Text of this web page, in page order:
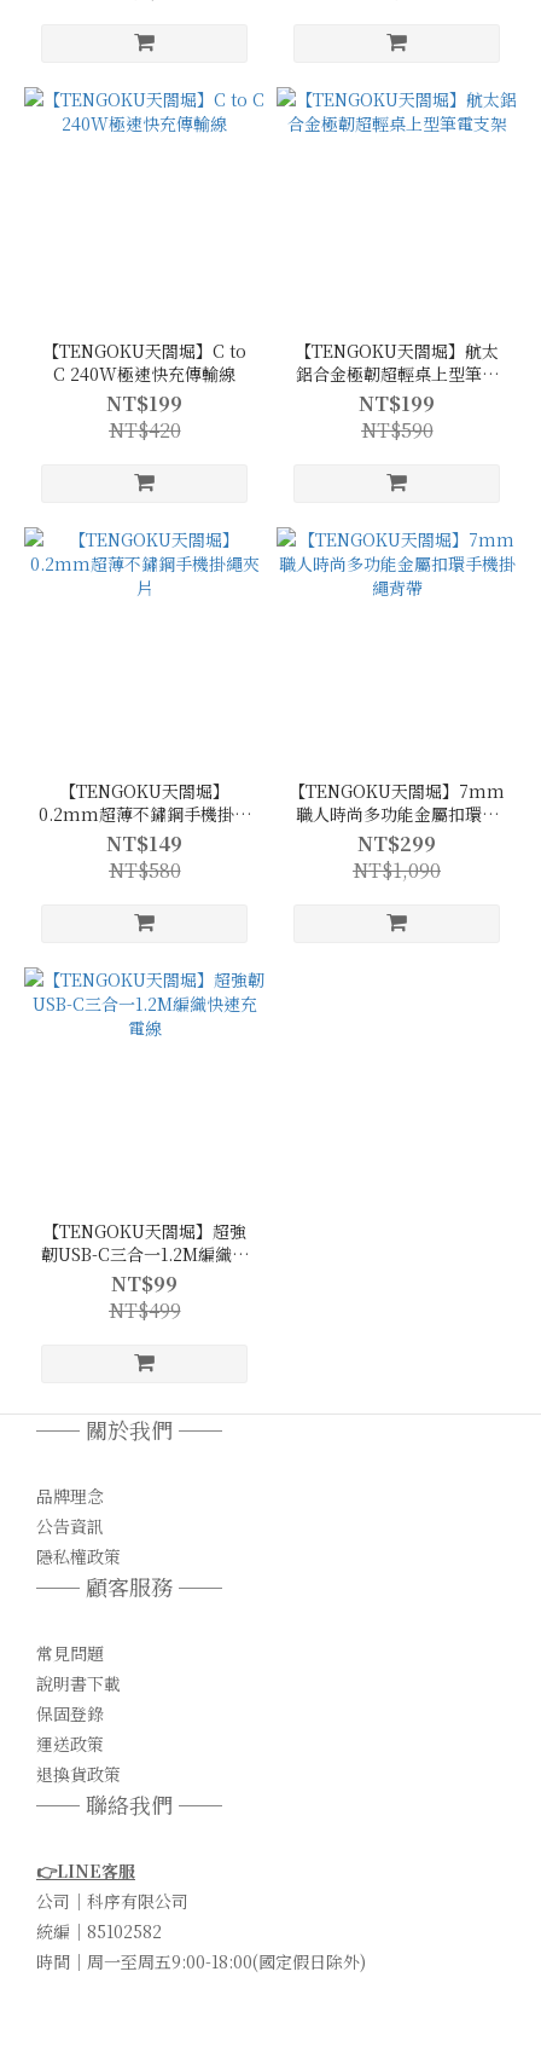
【TENGOKU天閤堀】C to
C 240W極速快充傳輸線
NT$199
NT$420
【TENGOKU天閤堀】航太
鋁合金極韌超輕桌上型筆電
支架
NT$199
NT$590
【TENGOKU天閤堀】
0.2mm超薄不鏽鋼手機掛繩
夾片
NT$149
NT$580
【TENGOKU天閤堀】7mm
職人時尚多功能金屬扣環手
機掛繩背帶
NT$299
NT$1,090
【TENGOKU天閤堀】超強
韌USB-C三合一1.2M編織快
速充電線
NT$99
NT$499
── 關於我們 ──
品牌理念
公告資訊
隱私權政策
── 顧客服務 ──
常見問題
說明書下載
保固登錄
運送政策
退換貨政策
── 聯絡我們 ──
👉LINE客服
公司｜科序有限公司
統編｜85102582
時間｜周一至周五9:00-18:00(國定假日除外)